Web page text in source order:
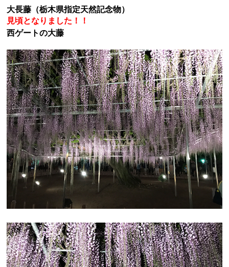
大長藤（栃木県指定天然記念物）
見頃となりました！！
西ゲートの大藤